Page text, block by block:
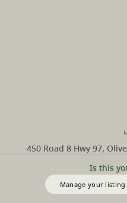
Is this
Manage your listing
450 Road 8 Hwy 97,